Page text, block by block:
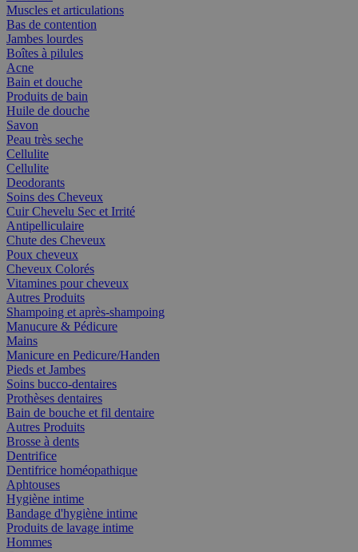
Muscles et articulations
Bas de contention
Jambes lourdes
Boîtes à pilules
Acne
Bain et douche
Produits de bain
Huile de douche
Savon
Peau très seche
Cellulite
Cellulite
Deodorants
Soins des Cheveux
Cuir Chevelu Sec et Irrité
Antipelliculaire
Chute des Cheveux
Poux cheveux
Cheveux Colorés
Vitamines pour cheveux
Autres Produits
Shampoing et après-shampoing
Manucure & Pédicure
Mains
Manicure en Pedicure/Handen
Pieds et Jambes
Soins bucco-dentaires
Prothèses dentaires
Bain de bouche et fil dentaire
Autres Produits
Brosse à dents
Dentrifice
Dentifrice homéopathique
Aphtouses
Hygiène intime
Bandage d'hygiène intime
Produits de lavage intime
Hommes